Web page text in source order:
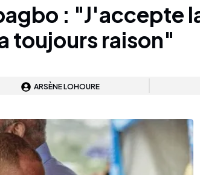
: "J'accepte
toujours raison"
ARSÈNE LOHOURE